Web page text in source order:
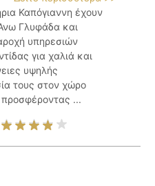
Καπόγιαννη έχουν
Γλυφάδα και
υπηρεσιών
για χαλιά και
υψηλής
τους στον χώρο
...